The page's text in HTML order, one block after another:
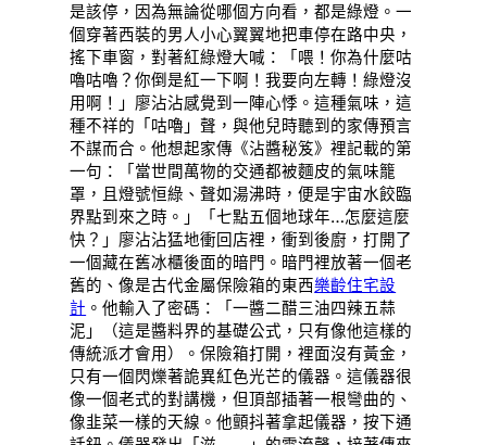
是該停，因為無論從哪個方向看，都是綠燈。一
個穿著西裝的男人小心翼翼地把車停在路中央，
搖下車窗，對著紅綠燈大喊：「喂！你為什麼咕
嚕咕嚕？你倒是紅一下啊！我要向左轉！綠燈沒
用啊！」廖沾沾感覺到一陣心悸。這種氣味，這
種不祥的「咕嚕」聲，與他兒時聽到的家傳預言
不謀而合。他想起家傳《沾醬秘笈》裡記載的第
一句：「當世間萬物的交通都被麵皮的氣味籠
罩，且燈號恒綠、聲如湯沸時，便是宇宙水餃臨
界點到來之時。」「七點五個地球年…怎麼這麼
快？」廖沾沾猛地衝回店裡，衝到後廚，打開了
一個藏在舊冰櫃後面的暗門。暗門裡放著一個老
舊的、像是古代金屬保險箱的東西樂齡住宅設
計 。他輸入了密碼：「一醬二醋三油四辣五蒜
泥」（這是醬料界的基礎公式，只有像他這樣的
傳統派才會用）。保險箱打開，裡面沒有黃金，
只有一個閃爍著詭異紅色光芒的儀器。這儀器很
像一個老式的對講機，但頂部插著一根彎曲的、
像韭菜一樣的天線。他顫抖著拿起儀器，按下通